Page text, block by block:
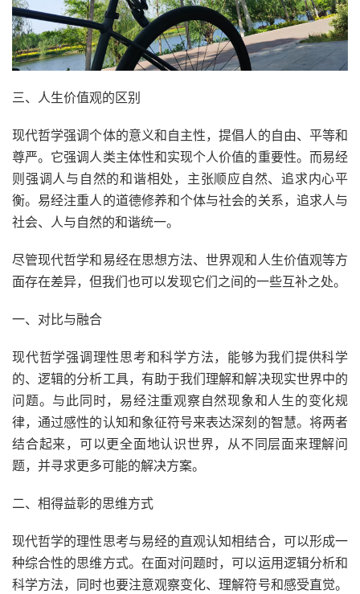
三、人生价值观的区别
现代哲学强调个体的意义和自主性，提倡人的自由、平等和
尊严。它强调人类主体性和实现个人价值的重要性。而易经
则强调人与自然的和谐相处，主张顺应自然、追求内心平
衡。易经注重人的道德修养和个体与社会的关系，追求人与
社会、人与自然的和谐统一。
尽管现代哲学和易经在思想方法、世界观和人生价值观等方
面存在差异，但我们也可以发现它们之间的一些互补之处。
一、对比与融合
现代哲学强调理性思考和科学方法，能够为我们提供科学
的、逻辑的分析工具，有助于我们理解和解决现实世界中的
问题。与此同时，易经注重观察自然现象和人生的变化规
律，通过感性的认知和象征符号来表达深刻的智慧。将两者
结合起来，可以更全面地认识世界，从不同层面来理解问
题，并寻求更多可能的解决方案。
二、相得益彰的思维方式
现代哲学的理性思考与易经的直观认知相结合，可以形成一
种综合性的思维方式。在面对问题时，可以运用逻辑分析和
科学方法，同时也要注意观察变化、理解符号和感受直觉。